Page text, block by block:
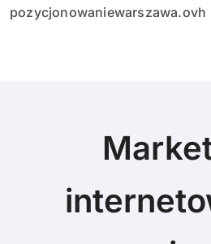
pozycjonowaniewarszawa.ovh